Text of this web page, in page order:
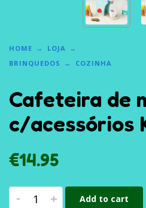
HOME
LOJA
BRINQUEDOS
COZINHA
Cafeteira de
c/acessórios
€14.95
- + Add to cart